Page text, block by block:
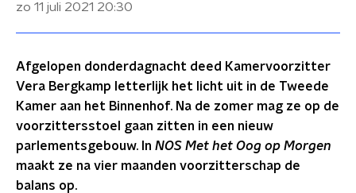
zo 11 juli 2021 20:30
Afgelopen donderdagnacht deed Kamervoorzitter
Vera Bergkamp letterlijk het licht uit in de Tweede
Kamer aan het Binnenhof. Na de zomer mag ze op de
voorzittersstoel gaan zitten in een nieuw
parlementsgebouw. In NOS Met het Oog op Morgen
maakt ze na vier maanden voorzitterschap de
balans op.